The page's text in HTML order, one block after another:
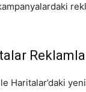
Haritalar’daki